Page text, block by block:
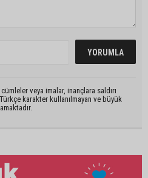
veya imalar, inançlara saldırı
karakter kullanılmayan ve büyük